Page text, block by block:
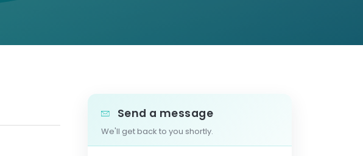
Send a message
We'll get back to you shortly.